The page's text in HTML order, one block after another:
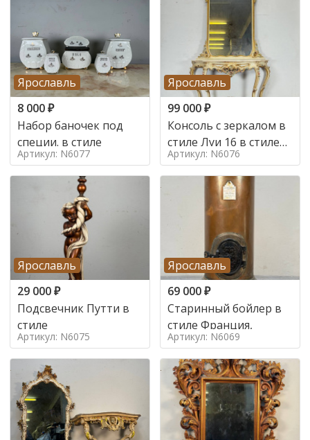
Ярославль
8 000₽
Набор баночек под
специи. в стиле
Артикул: N6077
Ярославль
99 000₽
Консоль с зеркалом в
стиле Луи 16 в стиле
Луи 16, Италия,
Артикул: N6076
Ярославль
29 000₽
Подсвечник Путти в
стиле
Артикул: N6075
Ярославль
69 000₽
Старинный бойлер в
стиле Франция,
Артикул: N6069